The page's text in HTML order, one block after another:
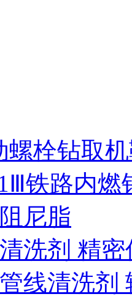
螺栓钻取
铁路内燃
尼脂
洗剂 精
线清洗剂